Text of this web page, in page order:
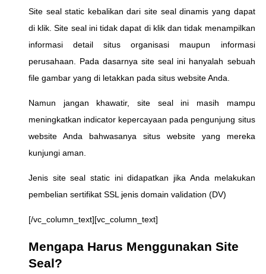
Site seal static kebalikan dari site seal dinamis yang dapat
di klik. Site seal ini tidak dapat di klik dan tidak menampilkan
informasi detail situs organisasi maupun informasi
perusahaan. Pada dasarnya site seal ini hanyalah sebuah
file gambar yang di letakkan pada situs website Anda.
Namun jangan khawatir, site seal ini masih mampu
meningkatkan indicator kepercayaan pada pengunjung situs
website Anda bahwasanya situs website yang mereka
kunjungi aman.
Jenis site seal static ini didapatkan jika Anda melakukan
pembelian sertifikat SSL jenis domain validation (DV)
[/vc_column_text][vc_column_text]
Mengapa Harus Menggunakan Site
Seal?